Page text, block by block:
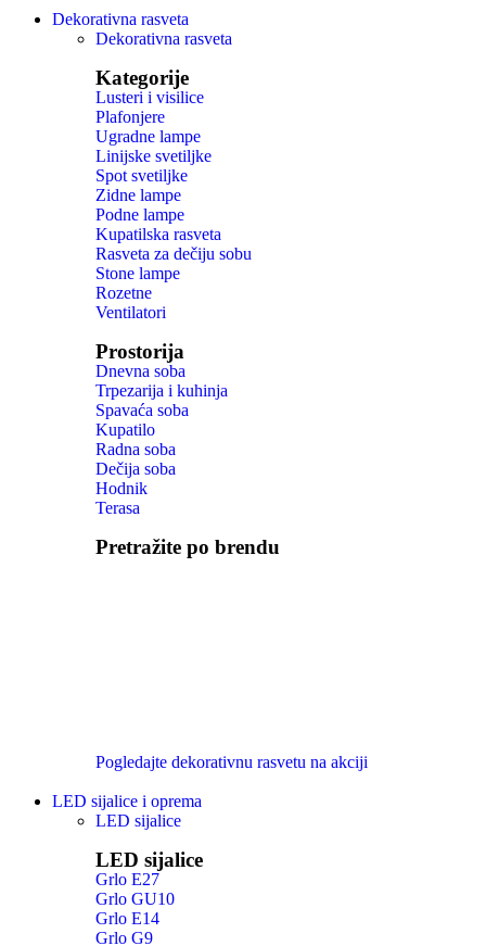
Dekorativna rasveta
Dekorativna rasveta
Kategorije
Lusteri i visilice
Plafonjere
Ugradne lampe
Linijske svetiljke
Spot svetiljke
Zidne lampe
Podne lampe
Kupatilska rasveta
Rasveta za dečiju sobu
Stone lampe
Rozetne
Ventilatori
Prostorija
Dnevna soba
Trpezarija i kuhinja
Spavaća soba
Kupatilo
Radna soba
Dečija soba
Hodnik
Terasa
Pretražite po brendu
Pogledajte dekorativnu rasvetu na akciji
LED sijalice i oprema
LED sijalice
LED sijalice
Grlo E27
Grlo GU10
Grlo E14
Grlo G9